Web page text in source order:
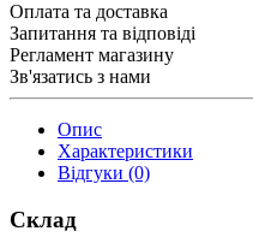
Оплата та доставка
Запитання та відповіді
Регламент магазину
Зв'язатись з нами
Опис
Характеристики
Відгуки (0)
Склад